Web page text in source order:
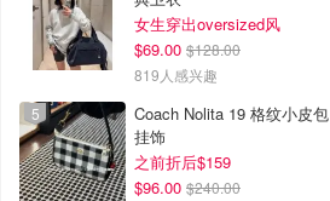
女生穿出oversized风
$69.00 $128.00
819人感兴趣
Coach Nolita 19 格纹小皮包
挂饰
之前折后$159
$96.00 $240.00